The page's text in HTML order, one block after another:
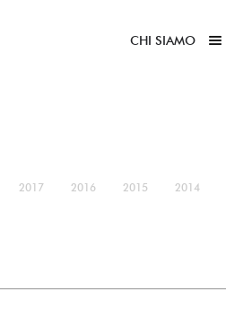
CHI SIAMO
2017 2016 2015 2014